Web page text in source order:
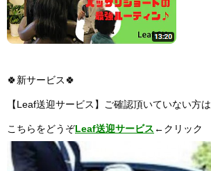
🍀新サービス🍀
【Leaf送迎サービス】ご確認頂いていない方は
こちらをどうぞLeaf送迎サービス ←クリック